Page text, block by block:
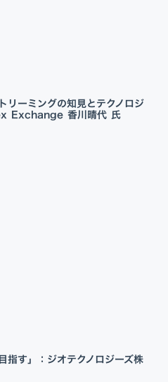
リーミングの知見とテクノロジ
Exchange 香川晴代 氏
指す」：ジオテクノロジーズ株